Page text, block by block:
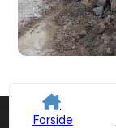
Forside